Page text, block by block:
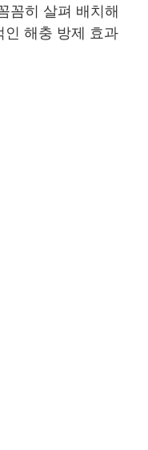
꼼히 살펴 배치해
인 해충 방제 효과